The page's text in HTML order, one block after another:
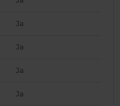
Ja
Ja
Ja
Ja